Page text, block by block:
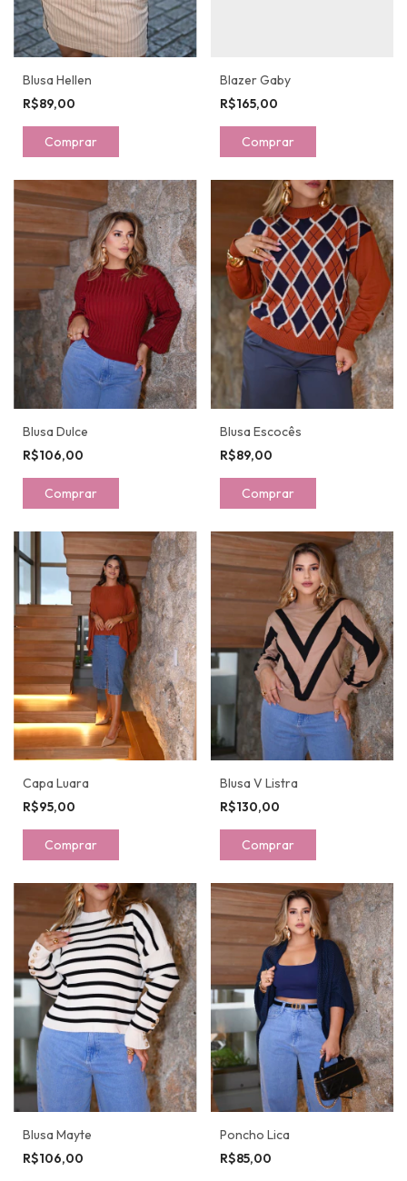
Blusa Hellen
R$89,00
Comprar
Blazer Gaby
R$165,00
Comprar
Blusa Dulce
R$106,00
Comprar
Blusa Escocês
R$89,00
Comprar
Capa Luara
R$95,00
Comprar
Blusa V Listra
R$130,00
Comprar
Blusa Mayte
R$106,00
Poncho Lica
R$85,00